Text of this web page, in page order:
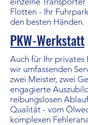
Flotten - Ihr
den besten Händen.
PKW-Werkstatt
Auch für Ihr privates
wir umfassenden
zwei Meister, zwei
engagierte
reibungslosen
Qualität - vom
komplexen